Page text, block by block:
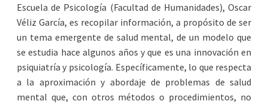
Escuela de Psicología (Facultad de Humanidades), Oscar
Véliz García, es recopilar información, a propósito de ser
un tema emergente de salud mental, de un modelo que
se estudia hace algunos años y que es una innovación en
psiquiatría y psicología. Específicamente, lo que respecta
a la aproximación y abordaje de problemas de salud
mental que, con otros métodos o procedimientos, no